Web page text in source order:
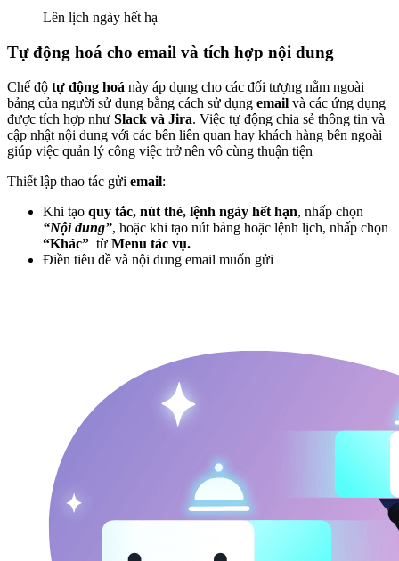
Lên lịch ngày hết hạ
Tự động hoá cho email và tích hợp nội dung
Chế độ tự động hoá này áp dụng cho các đối tượng nằm ngoài
bảng của người sử dụng bằng cách sử dụng email và các ứng dụng
được tích hợp như Slack và Jira. Việc tự động chia sẻ thông tin và
cập nhật nội dung với các bên liên quan hay khách hàng bên ngoài
giúp việc quản lý công việc trở nên vô cùng thuận tiện
Thiết lập thao tác gửi email:
Khi tạo quy tắc, nút thẻ, lệnh ngày hết hạn, nhấp chọn
“Nội dung”, hoặc khi tạo nút bảng hoặc lệnh lịch, nhấp chọn
“Khác” từ Menu tác vụ.
Điền tiêu đề và nội dung email muốn gửi